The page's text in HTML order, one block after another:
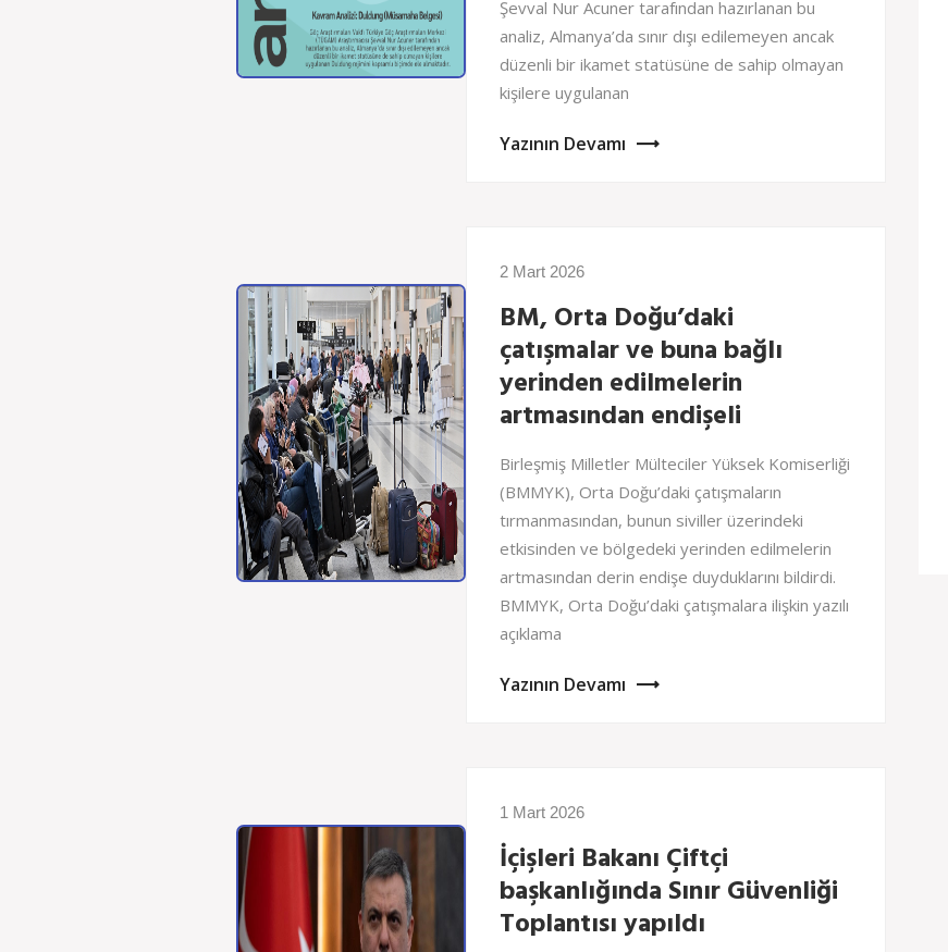
Şevval Nur Acuner tarafından hazırlanan bu
analiz, Almanya’da sınır dışı edilemeyen ancak
düzenli bir ikamet statüsüne de sahip olmayan
kişilere uygulanan
Yazının Devamı
2 Mart 2026
BM, Orta Doğu’daki
çatışmalar ve buna bağlı
yerinden edilmelerin
artmasından endişeli
Birleşmiş Milletler Mülteciler Yüksek Komiserliği
(BMMYK), Orta Doğu’daki çatışmaların
tırmanmasından, bunun siviller üzerindeki
etkisinden ve bölgedeki yerinden edilmelerin
artmasından derin endişe duyduklarını bildirdi.
BMMYK, Orta Doğu’daki çatışmalara ilişkin yazılı
açıklama
Yazının Devamı
1 Mart 2026
İçişleri Bakanı Çiftçi
başkanlığında Sınır Güvenliği
Toplantısı yapıldı